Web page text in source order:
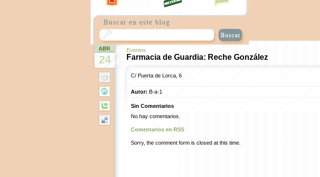
ABR
24
Eventos
Farmacia de Guardia: Reche González
C/ Puerta de Lorca, 6
Autor: B-a-1
Sin Comentarios
No hay comentarios.
Comentarios en RSS
Sorry, the comment form is closed at this time.